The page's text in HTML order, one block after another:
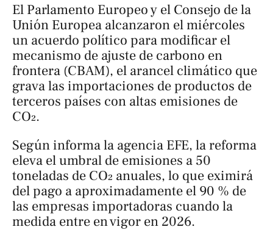
El Parlamento Europeo y el Consejo de la
Unión Europea alcanzaron el miércoles
un acuerdo político para modificar el
mecanismo de ajuste de carbono en
frontera (CBAM), el arancel climático que
grava las importaciones de productos de
terceros países con altas emisiones de
CO₂.
Según informa la agencia EFE, la reforma
eleva el umbral de emisiones a 50
toneladas de CO₂ anuales, lo que eximirá
del pago a aproximadamente el 90 % de
las empresas importadoras cuando la
medida entre en vigor en 2026.